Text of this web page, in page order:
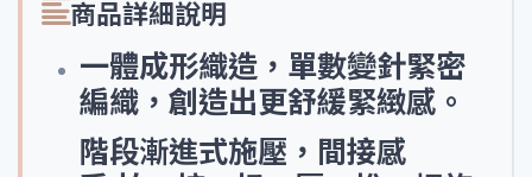
商品詳細說明
一體成形織造，單數變針緊密
編織，創造出更舒緩緊緻感。
階段漸進式施壓，間接感